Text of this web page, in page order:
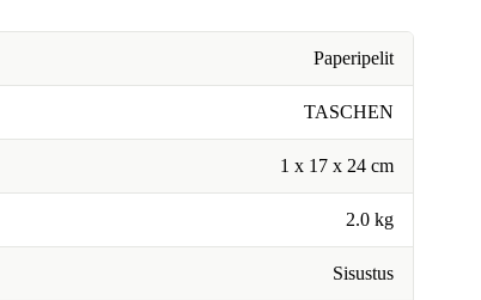
Paperipelit
TASCHEN
1 x 17 x 24 cm
2.0 kg
Sisustus